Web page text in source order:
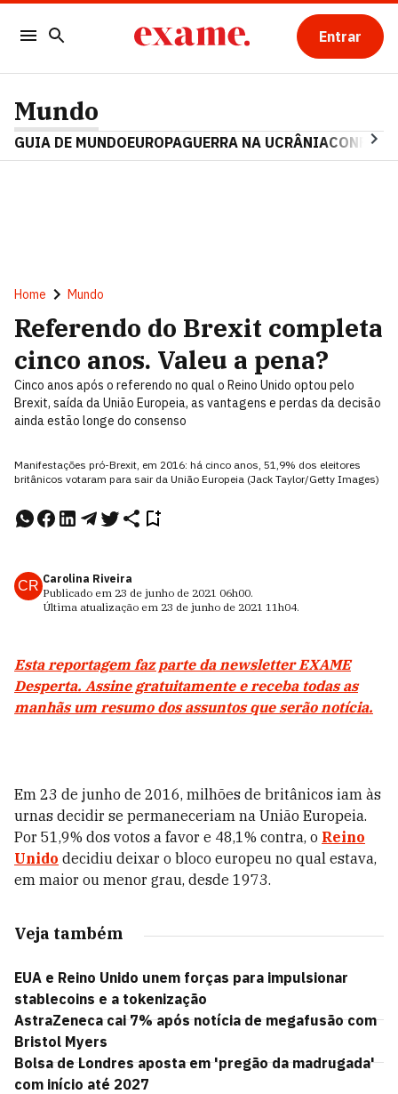
Entrar
Mundo
GUIA DE MUNDOEUROPAGUERRA NA UCRÂNIA
Home Mundo
Referendo do Brexit completa
cinco anos. Valeu a pena?
Cinco anos após o referendo no qual o Reino Unido optou pelo
Brexit, saída da União Europeia, as vantagens e perdas da decisão
ainda estão longe do consenso
Manifestações pró-Brexit, em 2016: há cinco anos, 51,9% dos eleitores
britânicos votaram para sair da União Europeia (Jack Taylor/Getty Images)
CR Carolina Riveira
Publicado em 23 de junho de 2021 06h00.
Última atualização em 23 de junho de 2021 11h04.
Esta reportagem faz parte da newsletter EXAME
Desperta. Assine gratuitamente e receba todas as
manhãs um resumo dos assuntos que serão notícia.
Em 23 de junho de 2016, milhões de britânicos iam às
urnas decidir se permaneceriam na União Europeia.
Por 51,9% dos votos a favor e 48,1% contra, o Reino
Unido decidiu deixar o bloco europeu no qual estava,
em maior ou menor grau, desde 1973.
Veja também
EUA e Reino Unido unem forças para impulsionar
stablecoins e a tokenização
AstraZeneca cai 7% após notícia de megafusão com
Bristol Myers
Bolsa de Londres aposta em 'pregão da madrugada'
com início até 2027